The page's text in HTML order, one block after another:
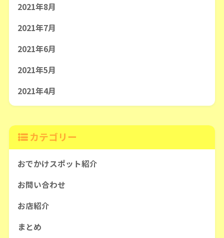
2021年8月
2021年7月
2021年6月
2021年5月
2021年4月
カテゴリー
おでかけスポット紹介
お問い合わせ
お店紹介
まとめ